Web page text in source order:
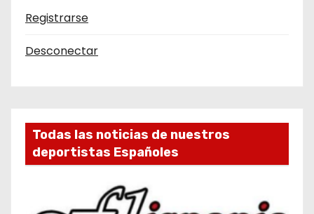
Registrarse
Desconectar
Todas las noticias de nuestros
deportistas Españoles